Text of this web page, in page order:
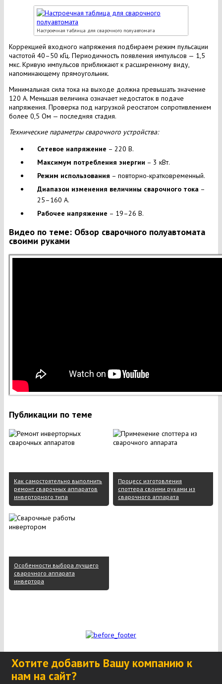
Настроечная таблица для сварочного полуавтомата
Коррекцией входного напряжения подбираем режим пульсации
частотой 40–50 кГц. Периодичность появления импульсов — 1,5
мкс. Кривую импульсов приближают к расширенному виду,
напоминающему прямоугольник.
Минимальная сила тока на выходе должна превышать значение
120 А. Меньшая величина означает недостаток в подаче
напряжения. Проверка под нагрузкой реостатом сопротивлением
более 0,5 Ом — последняя стадия.
Технические параметры сварочного устройства:
Сетевое напряжение – 220 В.
Максимум потребления энергии – 3 кВт.
Режим использования – повторно-кратковременный.
Диапазон изменения величины сварочного тока –
25–160 А.
Рабочее напряжение – 19–26 В.
Видео по теме: Обзор сварочного полуавтомата
своими руками
Публикации по теме
Как самостоятельно выполнить
ремонт сварочных аппаратов
инверторного типа
Процесс изготовления
споттера своими руками из
сварочного аппарата
Особенности выбора лучшего
сварочного аппарата
инвертора
Хотите добавить Вашу компанию к
нам на сайт?